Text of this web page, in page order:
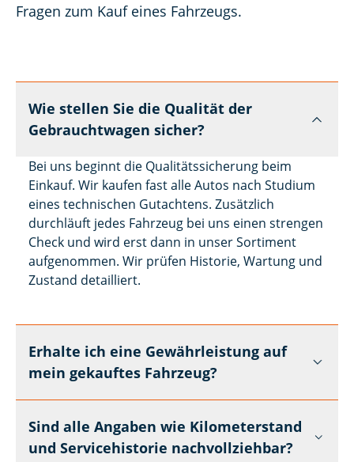
Fragen zum Kauf eines Fahrzeugs.
Wie stellen Sie die Qualität der
Gebrauchtwagen sicher?
Bei uns beginnt die Qualitätssicherung beim
Einkauf. Wir kaufen fast alle Autos nach Studium
eines technischen Gutachtens. Zusätzlich
durchläuft jedes Fahrzeug bei uns einen strengen
Check und wird erst dann in unser Sortiment
aufgenommen. Wir prüfen Historie, Wartung und
Zustand detailliert.
Erhalte ich eine Gewährleistung auf
mein gekauftes Fahrzeug?
Sind alle Angaben wie Kilometerstand
und Servicehistorie nachvollziehbar?